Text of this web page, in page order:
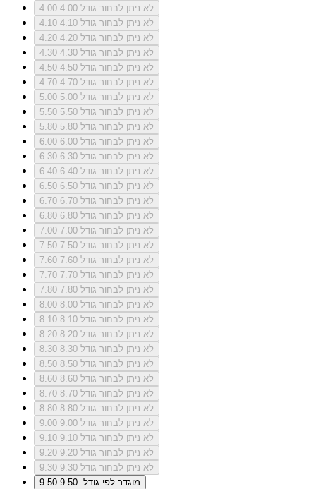
4.00
לא ניתן לבחור גודל 4.00
4.10
לא ניתן לבחור גודל 4.10
4.20
לא ניתן לבחור גודל 4.20
4.30
לא ניתן לבחור גודל 4.30
4.50
לא ניתן לבחור גודל 4.50
4.70
לא ניתן לבחור גודל 4.70
5.00
לא ניתן לבחור גודל 5.00
5.50
לא ניתן לבחור גודל 5.50
5.80
לא ניתן לבחור גודל 5.80
6.00
לא ניתן לבחור גודל 6.00
6.30
לא ניתן לבחור גודל 6.30
6.40
לא ניתן לבחור גודל 6.40
6.50
לא ניתן לבחור גודל 6.50
6.70
לא ניתן לבחור גודל 6.70
6.80
לא ניתן לבחור גודל 6.80
7.00
לא ניתן לבחור גודל 7.00
7.50
לא ניתן לבחור גודל 7.50
7.60
לא ניתן לבחור גודל 7.60
7.70
לא ניתן לבחור גודל 7.70
7.80
לא ניתן לבחור גודל 7.80
8.00
לא ניתן לבחור גודל 8.00
8.10
לא ניתן לבחור גודל 8.10
8.20
לא ניתן לבחור גודל 8.20
8.30
לא ניתן לבחור גודל 8.30
8.50
לא ניתן לבחור גודל 8.50
8.60
לא ניתן לבחור גודל 8.60
8.70
לא ניתן לבחור גודל 8.70
8.80
לא ניתן לבחור גודל 8.80
9.00
לא ניתן לבחור גודל 9.00
9.10
לא ניתן לבחור גודל 9.10
9.20
לא ניתן לבחור גודל 9.20
9.30
לא ניתן לבחור גודל 9.30
9.50
מוגדר לפי גודל: 9.50